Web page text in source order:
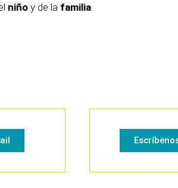
niño y de la familia